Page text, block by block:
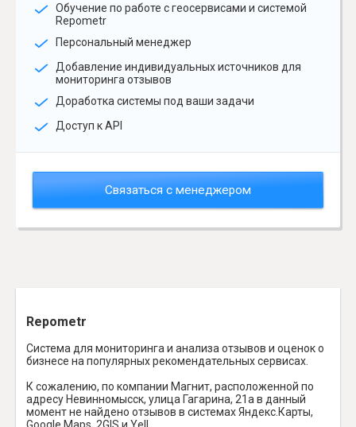
Обучение по работе с геосервисами и системой
Repometr
Персональный менеджер
Добавление индивидуальных источников для
мониторинга отзывов
Доработка системы под ваши задачи
Доступ к API
Связаться с менеджером
Repometr
Система для мониторинга и анализа отзывов и оценок о
бизнесе на популярных рекомендательных сервисах.
К сожалению, по компании Магнит, расположенной по
адресу Невинномысск, улица Гагарина, 21а в данный
момент не найдено отзывов в системах Яндекс.Карты,
Google Maps, 2GIS и Yell.